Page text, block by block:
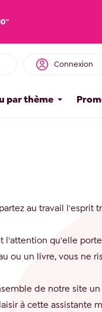
Connexion
par thème
au travail l'esprit
l'attention qu'elle
ou un livre, vous ne
de notre site
à cette assistante